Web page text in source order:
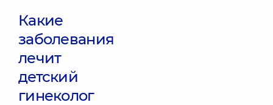
Какие
заболевания
лечит
детский
гинеколог